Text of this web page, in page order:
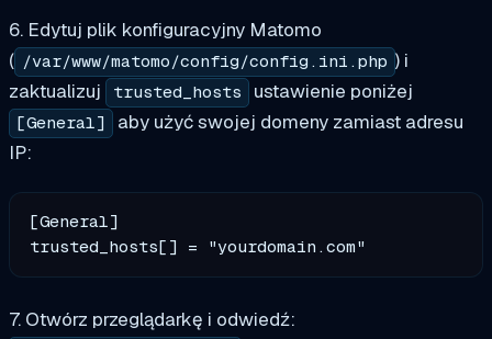
6. Edytuj plik konfiguracyjny Matomo
( /var/www/matomo/config/config.ini.php ) i
zaktualizuj
trusted_hosts ustawienie poniżej
[General]
aby użyć swojej domeny zamiast adresu
IP:
[General]
7. Otwórz przeglądarkę i odwiedź: